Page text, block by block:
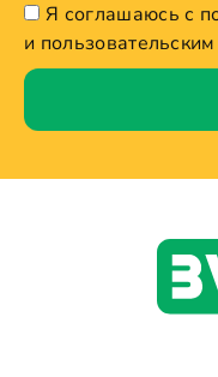
Я соглашаюсь с
и